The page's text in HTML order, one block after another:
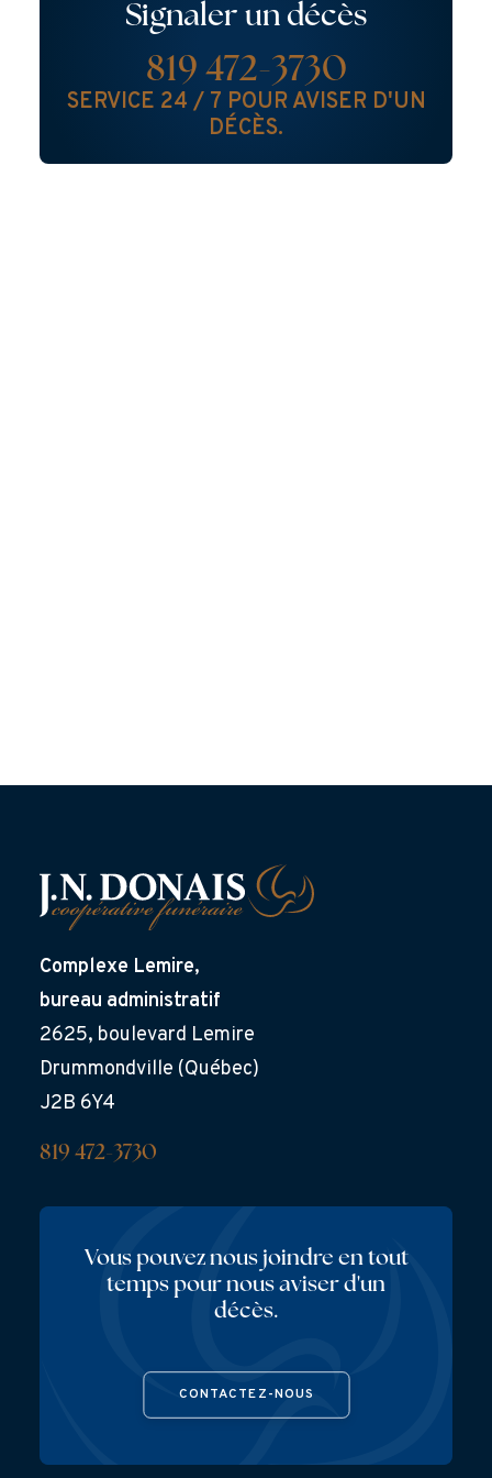
Signaler un décès
819 472-3730
SERVICE 24 / 7 POUR AVISER D'UN
DÉCÈS.
Complexe Lemire,
bureau administratif
2625, boulevard Lemire
Drummondville (Québec)
J2B 6Y4
819 472-3730
Vous pouvez nous joindre en tout
temps pour nous aviser d'un
décès.
CONTACTEZ-NOUS